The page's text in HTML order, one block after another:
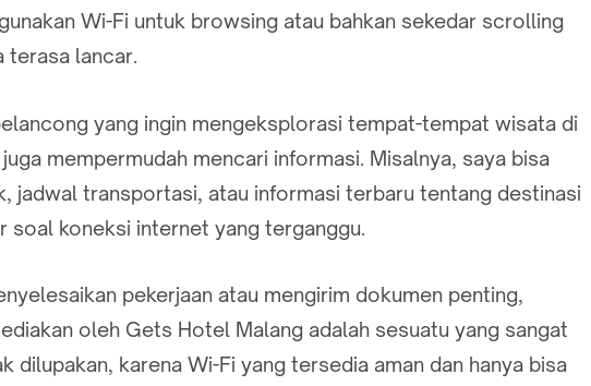
Wi-Fi untuk browsing atau bahkan sekedar scrolling
terasa lancar.
yang ingin mengeksplorasi tempat-tempat wisata di
mempermudah mencari informasi. Misalnya, saya bisa
jadwal transportasi, atau informasi terbaru tentang destinasi
soal koneksi internet yang terganggu.
pekerjaan atau mengirim dokumen penting,
oleh Gets Hotel Malang adalah sesuatu yang sangat
dilupakan, karena Wi-Fi yang tersedia aman dan hanya bisa